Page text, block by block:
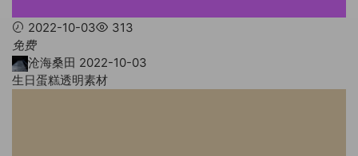
2022-10-03
313
免费
沧海桑田 2022-10-03
生日蛋糕透明素材